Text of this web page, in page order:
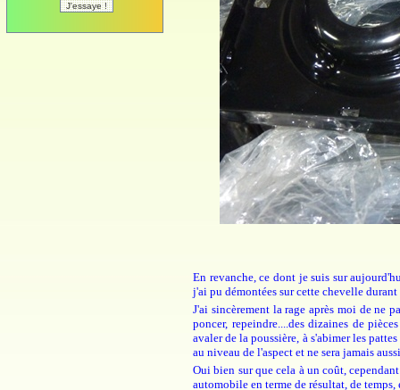
En revanche, ce dont je suis sur
j'ai pu démontées sur cette chevelle
J'ai sincèrement la rage après moi de ne
poncer, repeindre....des dizaines de
avaler de la poussière, à s'abimer les
au niveau de l'aspect et ne sera jamais
Oui bien sur que cela à un coût,
automobile en terme de résultat, de